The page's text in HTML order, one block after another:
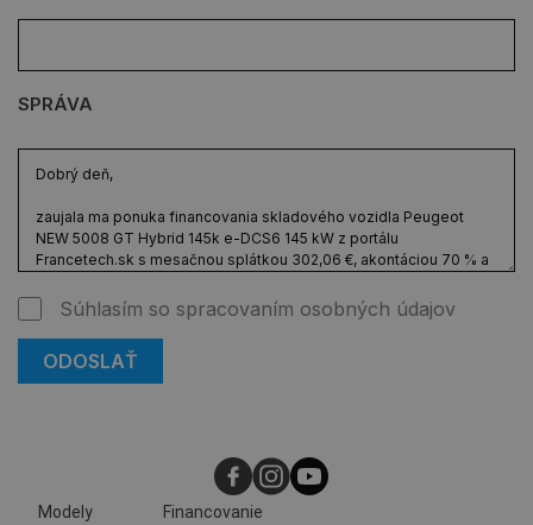
SPRÁVA
Súhlasím so spracovaním osobných údajov
Modely Financovanie